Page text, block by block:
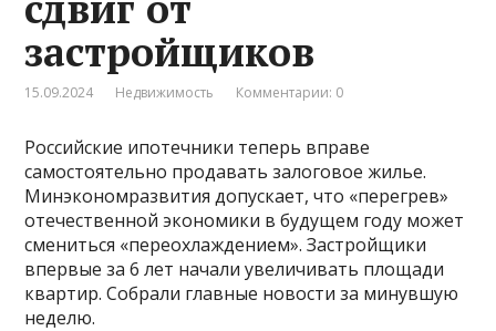
застройщиков
15.09.2024 Недвижимость Комментарии: 0
Российские ипотечники теперь вправе
самостоятельно продавать залоговое жилье.
Минэкономразвития допускает, что «перегрев»
отечественной экономики в будущем году может
смениться «переохлаждением». Застройщики
впервые за 6 лет начали увеличивать площади
квартир. Собрали главные новости за минувшую
неделю.